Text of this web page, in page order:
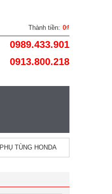
Thành tiền: 0₫
0989.433.901
0913.800.218
PHỤ TÙNG HONDA